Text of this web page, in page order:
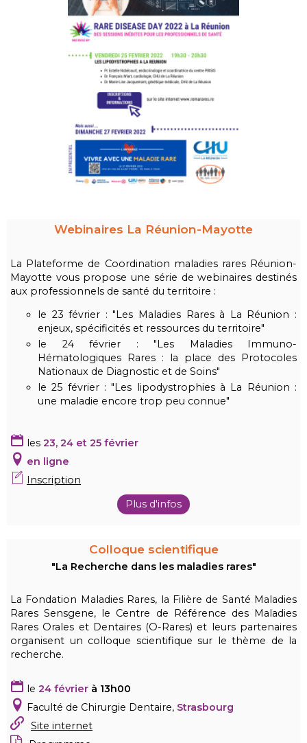
Webinaires La Réunion-Mayotte
La Plateforme de Coordination maladies rares Réunion-
Mayotte vous propose une série de webinaires destinés
aux professionnels de santé du territoire :
le 23 février : "Les Maladies Rares à La Réunion :
enjeux, spécificités et ressources du territoire"
le 24 février : "Les Maladies Immuno-
Hématologiques Rares : la place des Protocoles
Nationaux de Diagnostic et de Soins"
le 25 février : "Les lipodystrophies à La Réunion :
une maladie encore trop peu connue"
les 23, 24 et 25 février
en ligne
Inscription
Plus d'infos
Colloque scientifique
"La Recherche dans les maladies rares"
La Fondation Maladies Rares, la Filière de Santé Maladies
Rares Sensgene, le Centre de Référence des Maladies
Rares Orales et Dentaires (O-Rares) et leurs partenaires
organisent un colloque scientifique sur le thème de la
recherche.
le 24 février à 13h00
Faculté de Chirurgie Dentaire, Strasbourg
Site internet